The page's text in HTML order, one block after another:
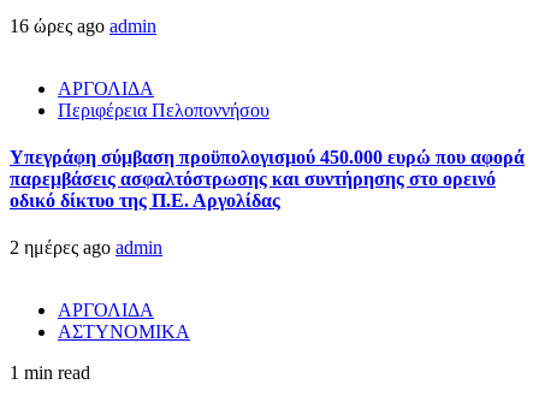
16 ώρες ago admin
ΑΡΓΟΛΙΔΑ
Περιφέρεια Πελοποννήσου
Υπεγράφη σύμβαση προϋπολογισμού 450.000 ευρώ που αφορά
παρεμβάσεις ασφαλτόστρωσης και συντήρησης στο ορεινό
οδικό δίκτυο της Π.Ε. Αργολίδας
2 ημέρες ago admin
ΑΡΓΟΛΙΔΑ
ΑΣΤΥΝΟΜΙΚΑ
1 min read